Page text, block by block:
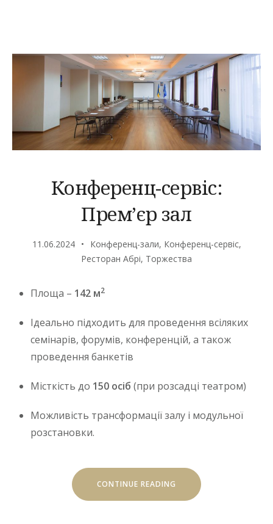
Конференц-сервіс:
Прем’єр зал
11.06.2024 Конференц-зали, Конференц-сервіс,
Ресторан Абрі, Торжества
Площа – 142 м2
Ідеально підходить для проведення всіляких
семінарів, форумів, конференцій, а також
проведення банкетів
Місткість до 150 осіб (при розсадці театром)
Можливість трансформації залу і модульної
розстановки.
CONTINUE READING “КОНФЕРЕНЦ-
СЕРВІС:
ПРЕМ’ЄР